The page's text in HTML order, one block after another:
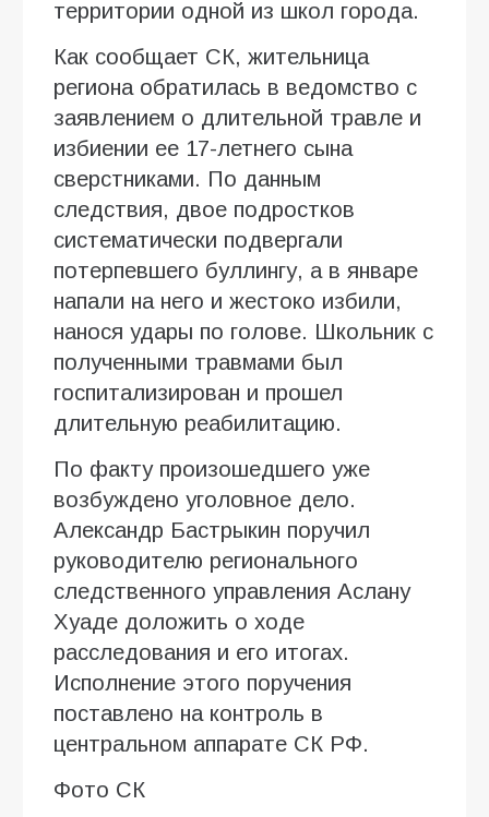
территории одной из школ города.
Как сообщает СК, жительница
региона обратилась в ведомство с
заявлением о длительной травле и
избиении ее 17-летнего сына
сверстниками. По данным
следствия, двое подростков
систематически подвергали
потерпевшего буллингу, а в январе
напали на него и жестоко избили,
нанося удары по голове. Школьник с
полученными травмами был
госпитализирован и прошел
длительную реабилитацию.
По факту произошедшего уже
возбуждено уголовное дело.
Александр Бастрыкин поручил
руководителю регионального
следственного управления Аслану
Хуаде доложить о ходе
расследования и его итогах.
Исполнение этого поручения
поставлено на контроль в
центральном аппарате СК РФ.
Фото СК